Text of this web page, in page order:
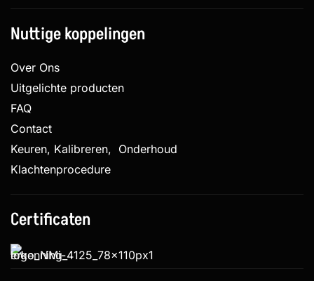
Nuttige koppelingen
Over Ons
Uitgelichte producten
FAQ
Contact
Keuren, Kalibreren, Onderhoud
Klachtenprocedure
Certificaten